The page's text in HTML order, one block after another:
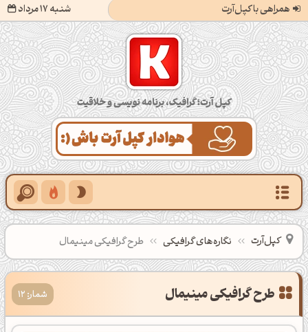
همراهی با کپل‌آرت شنبه 17 مرداد
کپل‌آرت؛ گرافیک، برنامه‌نویسی و خلاقیت
کپل‌آرت نگاره‌های گرافیکی طرح گرافیکی مینیمال
طرح گرافیکی مینیمال شمار: 12